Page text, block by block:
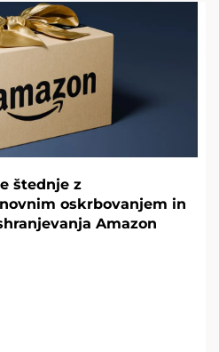
štednje z
oskrbovanjem in
Amazon